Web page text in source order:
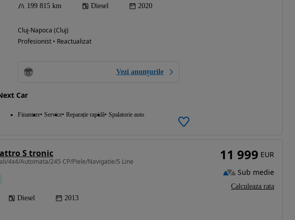
199 815 km Diesel 2020
Cluj-Napoca (Cluj)
Profesionist • Reactualizat
Vezi anunțurile
Car
Finantare Service Reparație rapidă Spalatorie auto
S tronic
4x4/Automata/245 CP/Piele/Navigatie/S Line
Diesel 2013
11 999 EUR
Sub medie
Calculeaza rata